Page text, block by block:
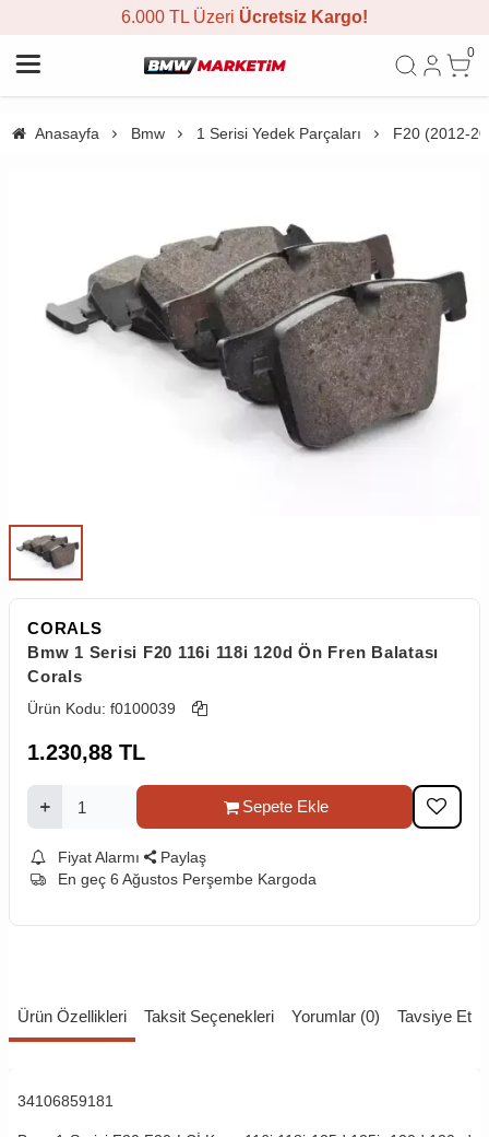
6.000 TL Üzeri Ücretsiz Kargo!
0
Anasayfa Bmw 1 Serisi Yedek Parçaları F20 (2012-
CORALS
Bmw 1 Serisi F20 116i 118i 120d Ön Fren Balatası
Corals
Ürün Kodu: f0100039
1.230,88 TL
Sepete Ekle
Fiyat Alarmı
Paylaş
En geç 6 Ağustos Perşembe Kargoda
Ürün Özellikleri Taksit Seçenekleri Yorumlar (0) Tavsiye Et
34106859181